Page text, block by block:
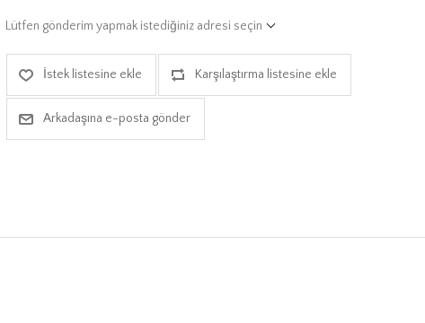
Lütfen gönderim yapmak istediğiniz adresi seçin
İstek listesine ekle Karşılaştırma listesine ekle
Arkadaşına e-posta gönder